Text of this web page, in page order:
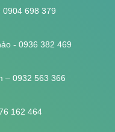
0904 698 379
- 0936 382 469
– 0932 563 366
162 464